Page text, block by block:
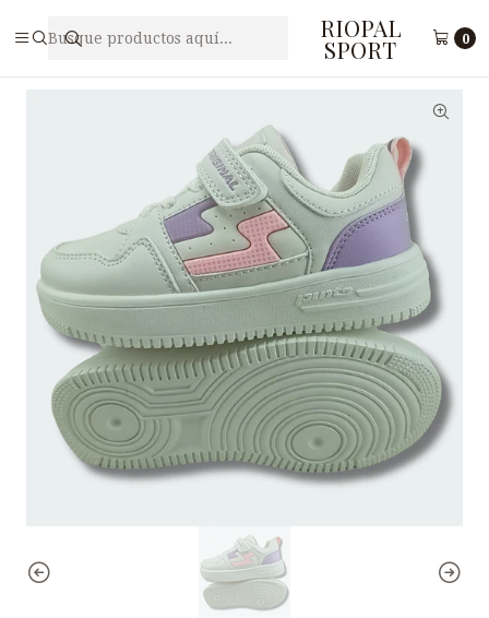
RIOPAL
SPORT 0
Zapatillas para niños PUNTO V BF2 - 1